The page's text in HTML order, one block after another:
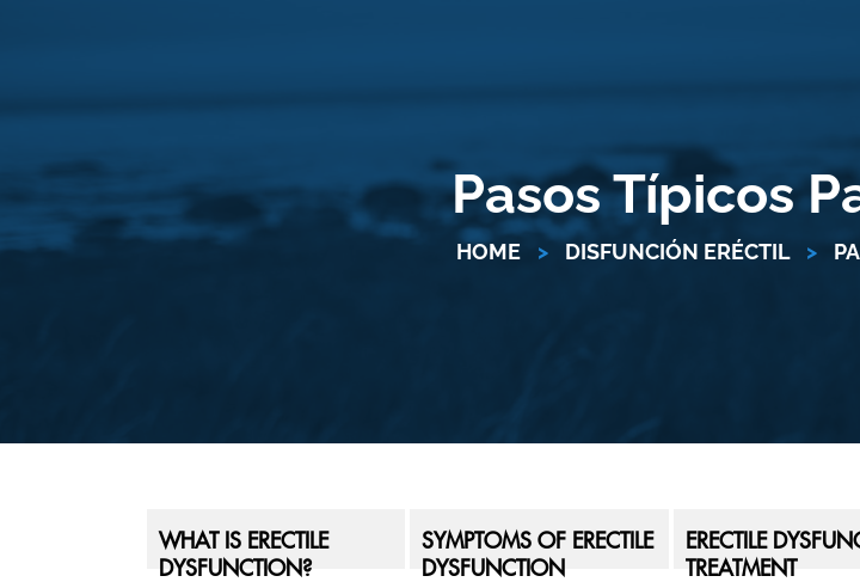
Pasos Típicos
HOME > DISFUNCIÓN ERÉCTIL >
WHAT IS ERECTILE
DYSFUNCTION?
SYMPTOMS OF ERECTILE
DYSFUNCTION
ERECTILE
TREATMENT